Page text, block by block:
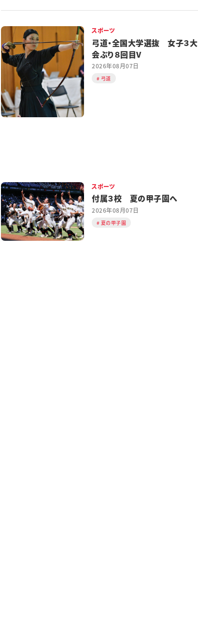
スポーツ
弓道・全国大学選抜 女子３大
会ぶり８回目V
2026年08月07日
弓道
スポーツ
付属３校 夏の甲子園へ
2026年08月07日
夏の甲子園